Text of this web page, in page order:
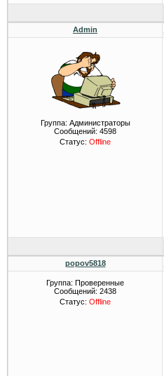
Admin
Группа: Администраторы
Сообщений: 4598
Статус: Offline
popov5818
Группа: Проверенные
Сообщений: 2438
Статус: Offline